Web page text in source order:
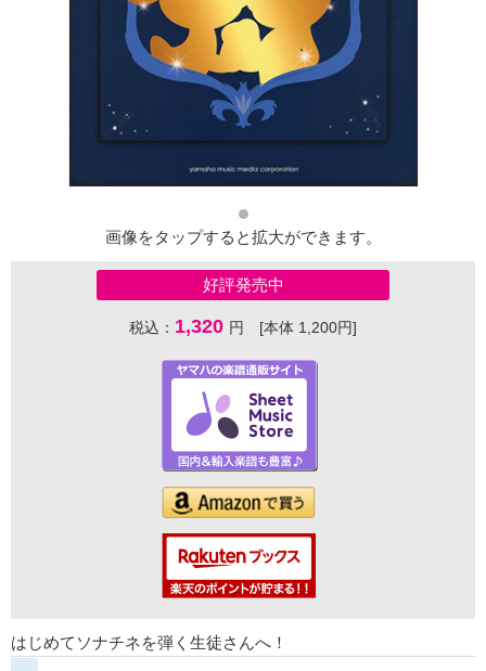
画像をタップすると拡大ができます。
好評発売中
税込： 1,320 円 [本体 1,200円]
はじめてソナチネを弾く生徒さんへ！